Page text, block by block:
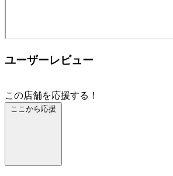
ユーザーレビュー
この店舗を応援する！
ここから応援